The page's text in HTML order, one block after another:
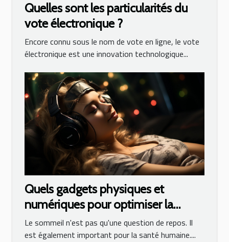
Quelles sont les particularités du
vote électronique ?
Encore connu sous le nom de vote en ligne, le vote
électronique est une innovation technologique...
Quels gadgets physiques et
numériques pour optimiser la
qualité de son sommeil ?
Le sommeil n'est pas qu'une question de repos. Il
est également important pour la santé humaine....